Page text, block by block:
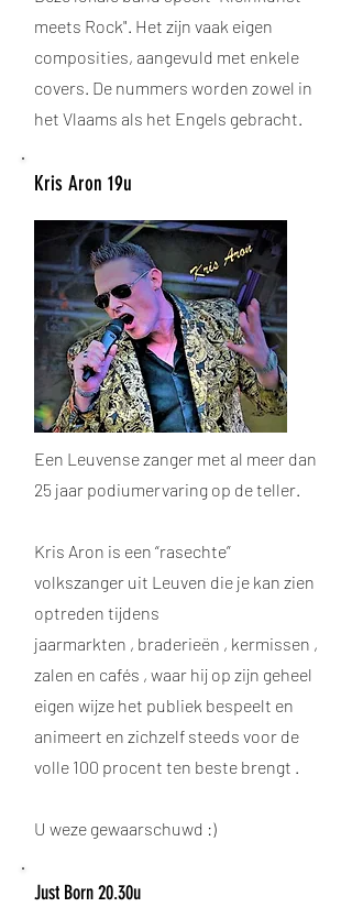
meets Rock". Het zijn vaak eigen
composities, aangevuld met enkele
covers. De nummers worden zowel in
het Vlaams als het Engels gebracht.
Kris Aron 19u
Een Leuvense zanger met al meer dan
25 jaar podiumervaring op de teller.
Kris Aron is een “rasechte”
volkszanger uit Leuven die je kan zien
optreden tijdens
jaarmarkten , braderieën , kermissen ,
zalen en cafés , waar hij op zijn geheel
eigen wijze het publiek bespeelt en
animeert en zichzelf steeds voor de
volle 100 procent ten beste brengt .
U weze gewaarschuwd :)
Just Born 20.30u